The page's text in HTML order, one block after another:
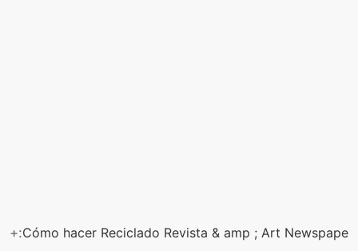
+:Cómo hacer Reciclado Revista & amp ; Art Newspape